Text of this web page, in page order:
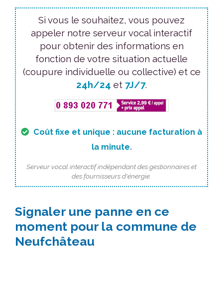
Si vous le souhaitez, vous pouvez
appeler notre serveur vocal interactif
pour obtenir des informations en
fonction de votre situation actuelle
(coupure individuelle ou collective) et ce
24h/24 et 7J/7.
Coût fixe et unique : aucune facturation à
la minute.
Serveur vocal interactif indépendant des gestionnaires et
des fournisseurs d'énergie.
Signaler une panne en ce
moment pour la commune de
Neufchâteau